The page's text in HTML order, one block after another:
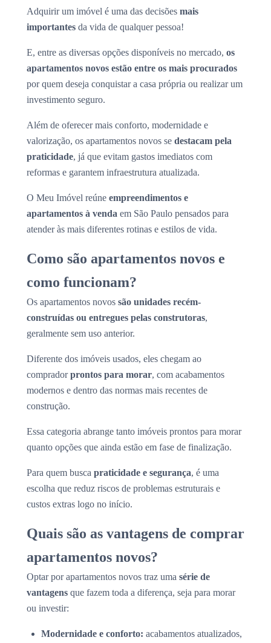
Adquirir um imóvel é uma das decisões mais
importantes da vida de qualquer pessoa!
E, entre as diversas opções disponíveis no mercado, os
apartamentos novos estão entre os mais procurados
por quem deseja conquistar a casa própria ou realizar um
investimento seguro.
Além de oferecer mais conforto, modernidade e
valorização, os apartamentos novos se destacam pela
praticidade, já que evitam gastos imediatos com
reformas e garantem infraestrutura atualizada.
O Meu Imóvel reúne empreendimentos e
apartamentos à venda em São Paulo pensados para
atender às mais diferentes rotinas e estilos de vida.
Como são apartamentos novos e
como funcionam?
Os apartamentos novos são unidades recém-
construídas ou entregues pelas construtoras,
geralmente sem uso anterior.
Diferente dos imóveis usados, eles chegam ao
compradorprontos para morar, com acabamentos
modernos e dentro das normas mais recentes de
construção.
Essa categoria abrange tanto imóveis prontos para morar
quanto opções que ainda estão em fase de finalização.
Para quem busca praticidade e segurança, é uma
escolha que reduz riscos de problemas estruturais e
custos extras logo no início.
Quais são as vantagens de comprar
apartamentos novos?
Optar por apartamentos novos traz uma série de
vantagens que fazem toda a diferença, seja para morar
ou investir:
Modernidade e conforto: acabamentos atualizados,